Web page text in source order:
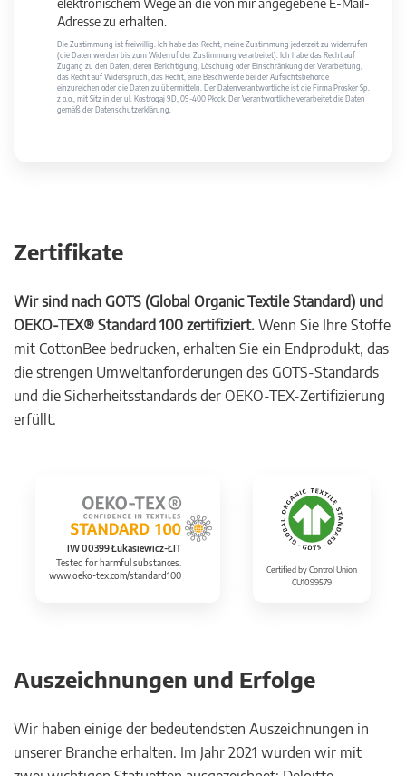
elektronischem Wege an die von mir angegebene E-Mail-
Adresse zu erhalten.
Die Zustimmung ist freiwillig. Ich habe das Recht, meine Zustimmung jederzeit zu widerrufen
(die Daten werden bis zum Widerruf der Zustimmung verarbeitet). Ich habe das Recht auf
Zugang zu den Daten, deren Berichtigung, Löschung oder Einschränkung der Verarbeitung,
das Recht auf Widerspruch, das Recht, eine Beschwerde bei der Aufsichtsbehörde
einzureichen oder die Daten zu übermitteln. Der Datenverantwortliche ist die Firma Prosker Sp.
z o.o., mit Sitz in der ul. Kostrogaj 9D, 09-400 Płock. Der Verantwortliche verarbeitet die Daten
gemäß der Datenschutzerklärung.
Zertifikate
Wir sind nach GOTS (Global Organic Textile Standard) und
OEKO-TEX® Standard 100 zertifiziert. Wenn Sie Ihre Stoffe
mit CottonBee bedrucken, erhalten Sie ein Endprodukt, das
die strengen Umweltanforderungen des GOTS-Standards
und die Sicherheitsstandards der OEKO-TEX-Zertifizierung
erfüllt.
IW 00399 Łukasiewicz-ŁIT
Tested for harmful substances.
www.oeko-tex.com/standard100
Certified by Control Union
CU1099579
Auszeichnungen und Erfolge
Wir haben einige der bedeutendsten Auszeichnungen in
unserer Branche erhalten. Im Jahr 2021 wurden wir mit